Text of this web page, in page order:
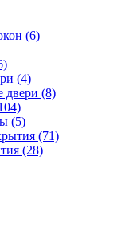
(6)
(4)
двери (8)
(5)
(71)
(28)